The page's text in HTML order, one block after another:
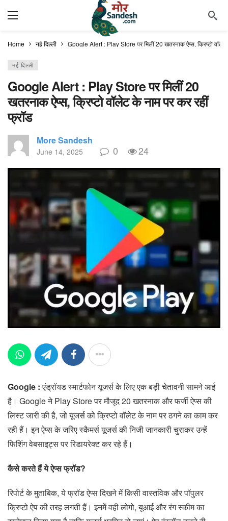
Home नई दिल्ली Google Alert : Play Store पर मिलीं 20 खतरनाक ऐप्स, क्रिप्टो वॉलेट
नई दिल्ली
Google Alert : Play Store पर मिलीं 20
खतरनाक ऐप्स, क्रिप्टो वॉलेट के नाम पर कर रहीं
फ्रॉड
More Sandesh
June 14, 2025 0 24
Google :एंड्रॉयड स्मार्टफोन यूजर्स के लिए एक बड़ी चेतावनी सामने आई
है। Google ने Play Store पर मौजूद 20 खतरनाक और फर्जी ऐप्स की
लिस्ट जारी की है, जो यूजर्स को क्रिप्टो वॉलेट के नाम पर ठगने का काम कर
रही हैं। इन ऐप्स के जरिए स्कैमर्स यूजर्स की निजी जानकारी चुराकर उन्हें
फिशिंग वेबसाइट्स पर रिडायरेक्ट कर रहे हैं।
कैसे करते हैं ये ऐप्स फ्रॉड?
रिपोर्ट के मुताबिक, ये फ्रॉड ऐप्स दिखने में किसी वास्तविक और पॉपुलर
क्रिप्टो ऐप की तरह लगती हैं। इनमें वही लोगो, यूआई और रंग स्कीम का